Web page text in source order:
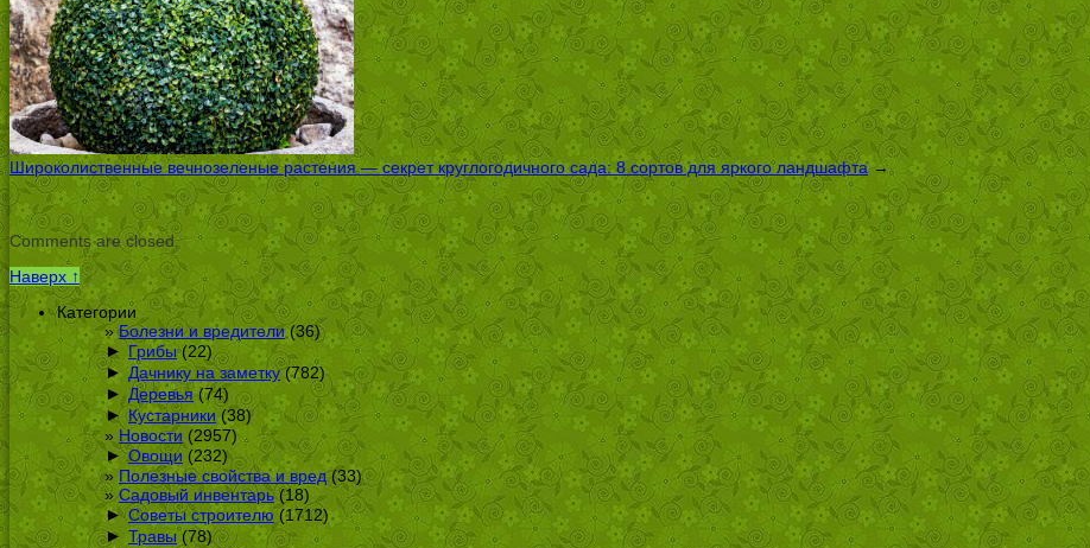
Широколиственные вечнозеленые растения — секрет круглогодичного сада: 8 сортов для яркого ландшафта→
Comments are closed.
Наверх ↑
Категории
Болезни и вредители(36)
► Грибы(22)
► Дачнику на заметку(782)
► Деревья (74)
► Кустарники(38)
Новости (2957)
► Овощи (232)
Полезные свойства и вред(33)
Садовый инвентарь(18)
► Советы строителю(1712)
► Травы(78)